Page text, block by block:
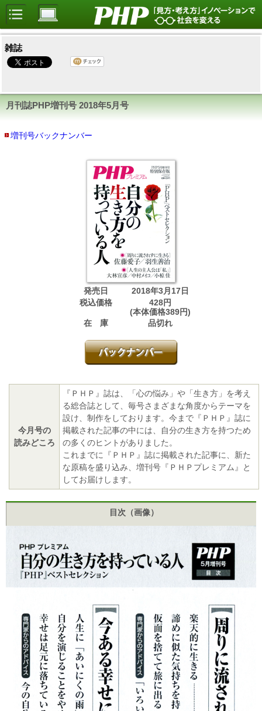
雑誌
月刊誌PHP増刊号 2018年5月号
増刊号バックナンバー
発売日
2018年3月17日
税込価格
428円
(本体価格389円)
在 庫
品切れ
今月号の
読みどころ
『ＰＨＰ』誌は、「心の悩み」や「生き方」を考え
る総合誌として、毎号さまざまな角度からテーマを
設け、制作をしております。今まで『ＰＨＰ』誌に
掲載された記事の中には、自分の生き方を持つため
の多くのヒントがありました。
これまでに『ＰＨＰ』誌に掲載された記事に、新た
な原稿を盛り込み、増刊号『ＰＨＰプレミアム』と
してお届けします。
目次（画像）